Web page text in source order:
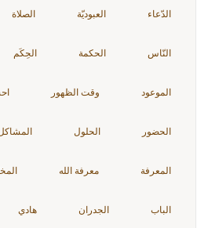
الدّعاء العبوديّة الصلاة
النّاس الحكمة الحِكَم
الموعود وقت الظهور
الحضور الحلول
المعرفة معرفة الله
الباب الجدران هادي